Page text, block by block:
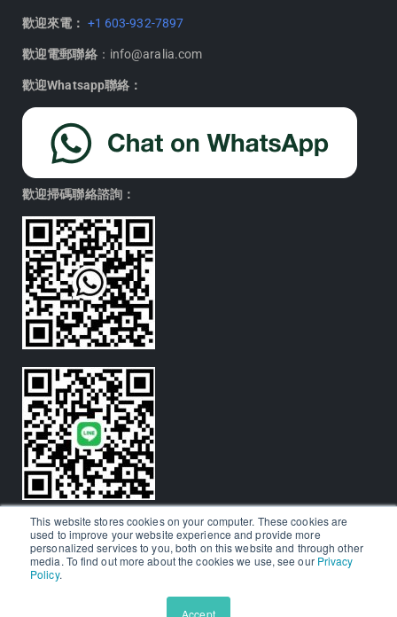
This website stores cookies on your computer. These cookies are
used to improve your website experience and provide more
personalized services to you, both on this website and through other
media. To find out more about the cookies we use, see our Privacy
Policy.
Accept
歡迎來電： +1 603-932-7897
歡迎電郵聯絡：info@aralia.com
歡迎Whatsapp聯絡：
歡迎掃碼聯絡諮詢：
© Aralia Education Technology 2026. All rights reserved.